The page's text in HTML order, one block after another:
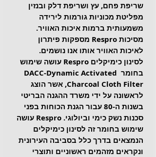
שריפת פחם, עץ ושריפת דלק ובנזין
מפליטת מכוניות גורמות לירידה
משמעותית ברמות איכות האוויר.
מסיכות Respro מספקות פיתרון
לאיכות האוויר אותו אנו נושמים.
לסינון כימיקלים Respro עושה שימוש
בחומר DACC-Dynamic Activated
Charcoal Cloth Filter, אשר הוצג
לראשונה על ידי משרד ההגנה הבריטי
בשנות ה-80 עבור הגנת הכוחות בפני
סכנות נשק כימי וביולוגי. Respro עושה
שימוש בחומר זה לסינון כימיקלים
הנמצאים בדרך כלל בסביבה העירונית
ונקראים מזהמים ראשוניים ותוצרי